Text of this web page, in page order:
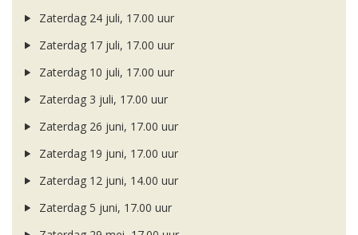
Zaterdag 24 juli, 17.00 uur
Zaterdag 17 juli, 17.00 uur
Zaterdag 10 juli, 17.00 uur
Zaterdag 3 juli, 17.00 uur
Zaterdag 26 juni, 17.00 uur
Zaterdag 19 juni, 17.00 uur
Zaterdag 12 juni, 14.00 uur
Zaterdag 5 juni, 17.00 uur